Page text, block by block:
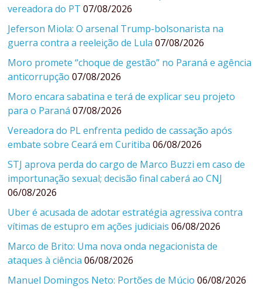
vereadora do PT 07/08/2026
Jeferson Miola: O arsenal Trump-bolsonarista na
guerra contra a reeleição de Lula 07/08/2026
Moro promete “choque de gestão” no Paraná e agência
anticorrupção 07/08/2026
Moro encara sabatina e terá de explicar seu projeto
para o Paraná 07/08/2026
Vereadora do PL enfrenta pedido de cassação após
embate sobre Ceará em Curitiba 06/08/2026
STJ aprova perda do cargo de Marco Buzzi em caso de
importunação sexual; decisão final caberá ao CNJ
06/08/2026
Uber é acusada de adotar estratégia agressiva contra
vítimas de estupro em ações judiciais 06/08/2026
Marco de Brito: Uma nova onda negacionista de
ataques à ciência 06/08/2026
Manuel Domingos Neto: Portões de Múcio 06/08/2026